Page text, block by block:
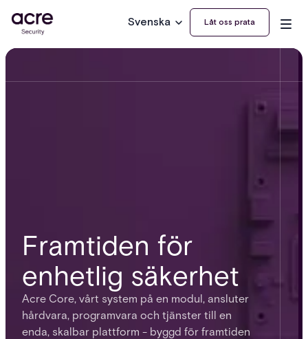
Svenska Låt oss prata
Framtiden för
enhetlig säkerhet
Acre Core, vårt system på en modul, ansluter
hårdvara, programvara och tjänster till en
enda, skalbar plattform - byggd för framtiden